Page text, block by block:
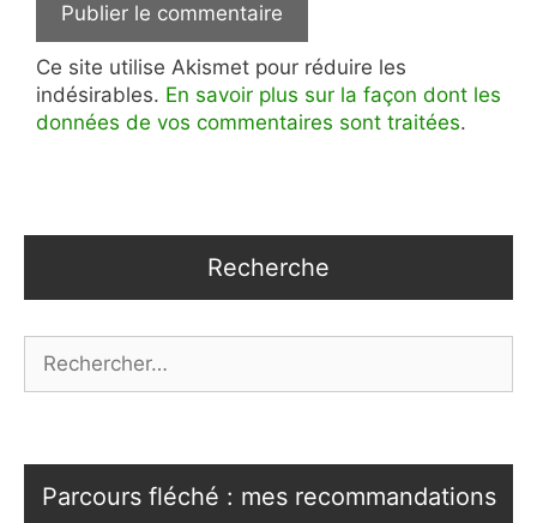
Ce site utilise Akismet pour réduire les
indésirables. En savoir plus sur la façon dont les
données de vos commentaires sont traitées.
Recherche
Parcours fléché : mes recommandations